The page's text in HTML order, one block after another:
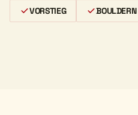
VORSTIEG BOULDERN